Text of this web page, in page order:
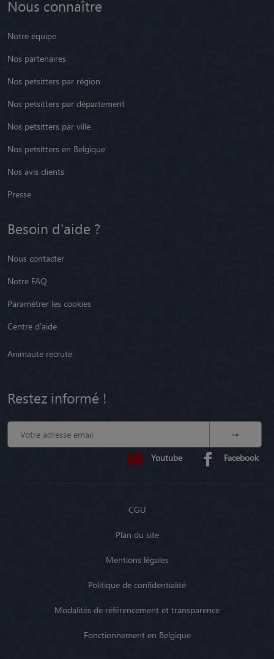
Nous connaître
Notre équipe
Nos partenaires
Nos petsitters par région
Nos petsitters par département
Nos petsitters par ville
Nos petsitters en Belgique
Nos avis clients
Presse
Besoin d'aide ?
Nous contacter
Notre FAQ
Paramétrer les cookies
Centre d'aide
Animaute recrute
Restez informé !
Youtube Facebook
CGU
Plan du site
Mentions légales
Politique de confidentialité
Modalités de référencement et transparence
Fonctionnement en Belgique